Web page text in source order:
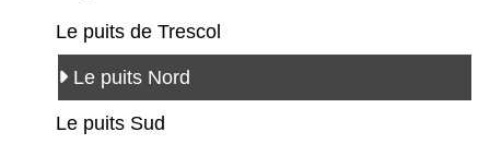
Le puits de Trescol
Le puits Nord
Le puits Sud